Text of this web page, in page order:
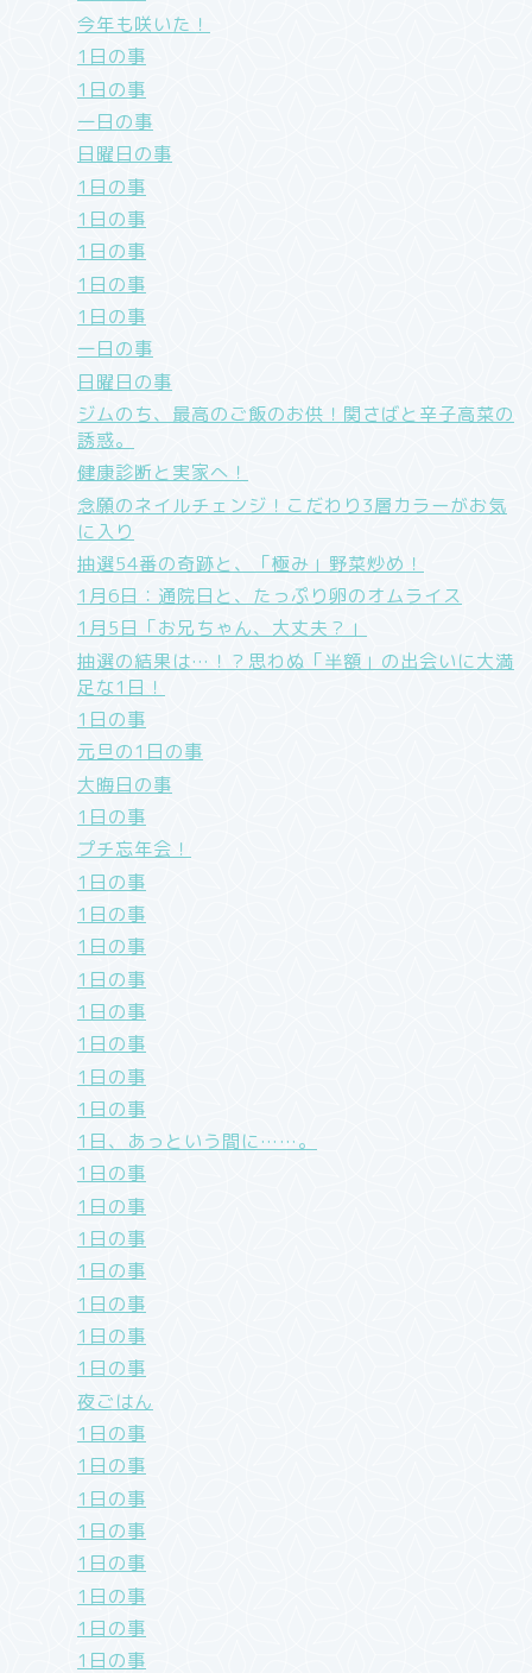
今年も咲いた！
1日の事
1日の事
一日の事
日曜日の事
1日の事
1日の事
1日の事
1日の事
1日の事
一日の事
日曜日の事
ジムのち、最高のご飯のお供！関さばと辛子高菜の
誘惑。
健康診断と実家へ！
念願のネイルチェンジ！こだわり3層カラーがお気
に入り
抽選54番の奇跡と、「極み」野菜炒め！
1月6日：通院日と、たっぷり卵のオムライス
1月5日「お兄ちゃん、大丈夫？」
抽選の結果は…！？思わぬ「半額」の出会いに大満
足な1日！
1日の事
元旦の1日の事
大晦日の事
1日の事
プチ忘年会！
1日の事
1日の事
1日の事
1日の事
1日の事
1日の事
1日の事
1日の事
1日、あっという間に……。
1日の事
1日の事
1日の事
1日の事
1日の事
1日の事
1日の事
夜ごはん
1日の事
1日の事
1日の事
1日の事
1日の事
1日の事
1日の事
1日の事